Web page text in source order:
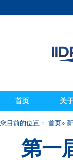
首页 关
您目前的位置： 首页»
第一